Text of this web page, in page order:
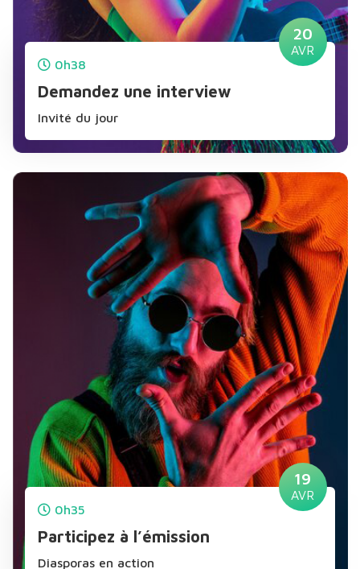
0h38
20
AVR
Demandez une interview
Invité du jour
0h35
19
AVR
Participez à l’émission
Diasporas en action